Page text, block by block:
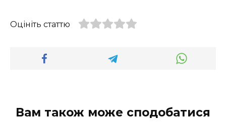
Оцініть статтю
Вам також може сподобатися